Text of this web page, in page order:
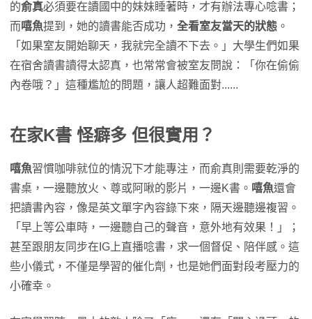
27:44 特殊癖好：念書錄下來當自己的Podcast？早
上邊聽邊回顧
28:30 特殊癖好：讀書配吃播、采耳ASMR，超療
癒…
31:25 家長退散！讀書時請不要打擾我，請相信我
度？
的俞真必須要在讀國中的妹妹睡著時，才有辦法專心唸書；
而嘻魚提到，她的讀書能否成功， 全看室友當天的狀態 。
「如果室友開始聊天，我就完全讀不下去。」大學生們如果
在宿舍讀書讀得太認真，也常常會被室友問說：「你在偷偷
內卷哦？」這種尷尬的問題，讓人超難面對......
在家K書 怪癖多 但很實用？
嘻魚習慣咖啡就位的情況下才能專注，而俞真則需要乾淨的
書桌，一邊聽放火、尊或阿啾的影片，一邊K書。 嘻魚還會
把讀書內容，像是英文單字內容錄下來，隔天邊聽邊複習。
「早上等公車時，一邊聽自己的聲音，意外地有效果！」；
甚至跟朋友同步在IG上直播唸書，求一個督促、陪伴感。這
些小儀式，不僅是學習的催化劑，也是她們面對段考壓力的
小確幸。